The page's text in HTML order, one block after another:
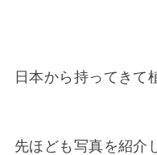
日本から持ってきて
先ほども写真を紹介